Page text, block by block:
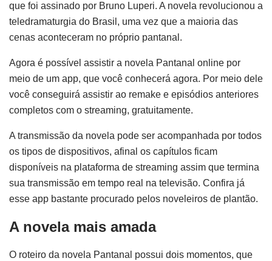
que foi assinado por Bruno Luperi. A novela revolucionou a
teledramaturgia do Brasil, uma vez que a maioria das
cenas aconteceram no próprio pantanal.
Agora é possível assistir a novela Pantanal online por
meio de um app, que você conhecerá agora. Por meio dele
você conseguirá assistir ao remake e episódios anteriores
completos com o streaming, gratuitamente.
A transmissão da novela pode ser acompanhada por todos
os tipos de dispositivos, afinal os capítulos ficam
disponíveis na plataforma de streaming assim que termina
sua transmissão em tempo real na televisão. Confira já
esse app bastante procurado pelos noveleiros de plantão.
A novela mais amada
O roteiro da novela Pantanal possui dois momentos, que